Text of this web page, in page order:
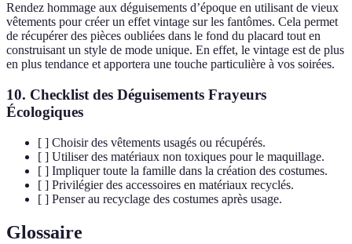
Rendez hommage aux déguisements d’époque en utilisant de vieux
vêtements pour créer un effet vintage sur les fantômes. Cela permet
de récupérer des pièces oubliées dans le fond du placard tout en
construisant un style de mode unique. En effet, le vintage est de plus
en plus tendance et apportera une touche particulière à vos soirées.
10. Checklist des Déguisements Frayeurs
Écologiques
[ ] Choisir des vêtements usagés ou récupérés.
[ ] Utiliser des matériaux non toxiques pour le maquillage.
[ ] Impliquer toute la famille dans la création des costumes.
[ ] Privilégier des accessoires en matériaux recyclés.
[ ] Penser au recyclage des costumes après usage.
Glossaire